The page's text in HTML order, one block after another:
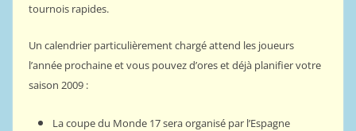
tournois rapides.
Un calendrier particulièrement chargé attend les joueurs
l’année prochaine et vous pouvez d’ores et déjà planifier votre
saison 2009 :
La coupe du Monde 17 sera organisé par l’Espagne